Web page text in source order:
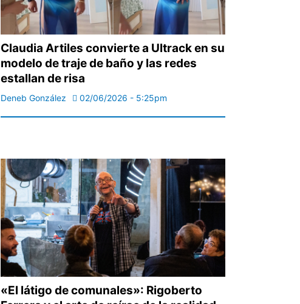
Claudia Artiles convierte a Ultrack en su
modelo de traje de baño y las redes
estallan de risa
Deneb González 02/06/2026 - 5:25pm
«El látigo de comunales»: Rigoberto